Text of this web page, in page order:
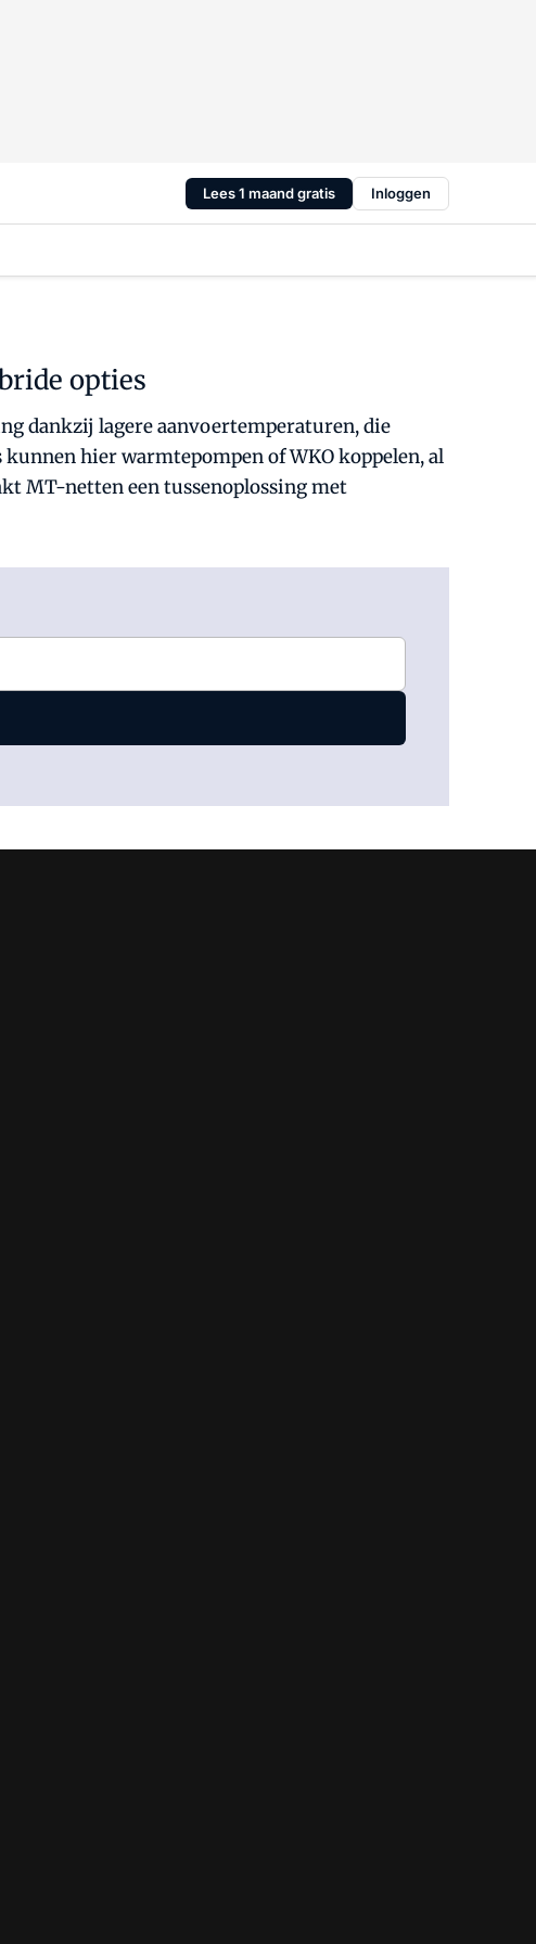
Lees 1 maand gratis Inloggen
opties
dankzij lagere aanvoertemperaturen, die
hier warmtepompen of WKO koppelen, al
MT-netten een tussenoplossing met